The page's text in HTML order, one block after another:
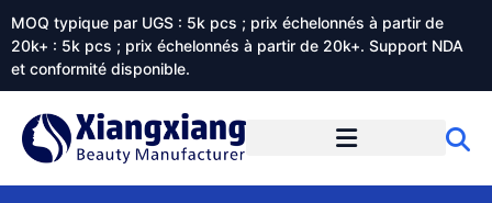
MOQ typique par UGS : 5k pcs ; prix échelonnés à partir de
20k+ : 5k pcs ; prix échelonnés à partir de 20k+. Support NDA
et conformité disponible.